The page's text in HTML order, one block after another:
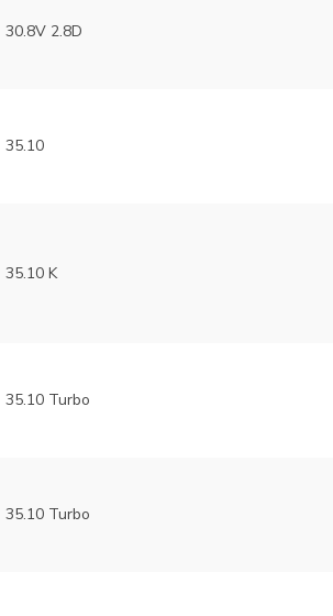
30.8V 2.8D
35.10
35.10 K
35.10 Turbo
35.10 Turbo